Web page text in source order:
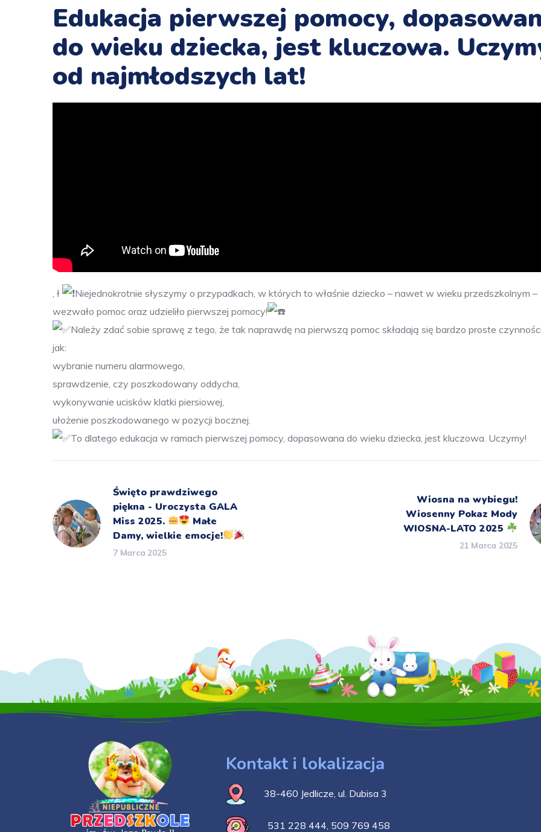
Edukacja pierwszej pomocy,
do wieku dziecka, jest kluczowa.
od najmłodszych lat!
, ł
Niejednokrotnie słyszymy o przypadkach, w których to właśnie dziecko – nawet w wieku przedszkolnym –
wezwało pomoc oraz udzieliło pierwszej pomocy!
Należy zdać sobie sprawę z tego, że tak naprawdę na pierwszą pomoc składają się bardzo proste
jak:
wybranie numeru alarmowego,
sprawdzenie, czy poszkodowany oddycha,
wykonywanie ucisków klatki piersiowej,
ułożenie poszkodowanego w pozycji bocznej.
To dlatego edukacja w ramach pierwszej pomocy, dopasowana do wieku dziecka, jest kluczowa. Uczymy!
Święto prawdziwego
piękna - Uroczysta GALA
Miss 2025.
Małe
Damy, wielkie emocje!
7 Marca 2025
Wiosna na wybiegu!
Wiosenny Pokaz Mody
WIOSNA-LATO 2025
21 Marca 2025
Kontakt i lokalizacja
38-460 Jedlicze, ul. Dubisa 3
531 228 444 509 769 458